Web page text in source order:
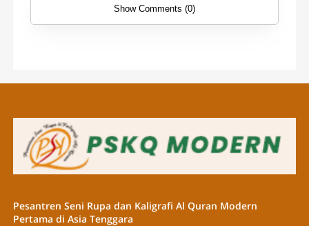
Show Comments (0)
Pesantren Seni Rupa dan Kaligrafi Al Quran Modern
Pertama di Asia Tenggara